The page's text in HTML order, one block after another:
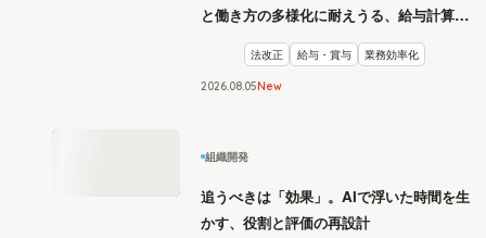
と働き方の多様化に耐えうる、給与計算と
リスク管理
法改正 給与・賞与 業務効率化
2026 08 05New
組織開発
追うべきは「効果」。AIで浮いた時間を生
かす、役割と評価の再設計